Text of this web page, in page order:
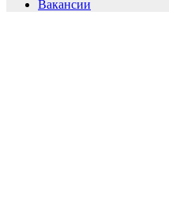
Вакансии